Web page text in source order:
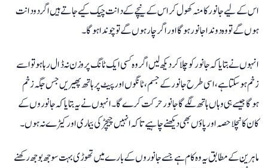
اس کے لیے جانور کا منہ کھول کر اس کے نیچے کے دانت چیک کیے جاتے ہیں اگر دو دانت
ہوں گے تو وہ دوندا جانور ہوگا اور اگر چار ہوں گے تو چوندا ہوگا۔
انہوں نے بتایا کہ جانور کو چلا کر دیکھ لیں اگر وہ کسی ایک ٹانگ پر وزن نہ ڈال رہا ہو تو اسے
زخم ہوسکتا ہے، اسی طرح جانور کے جسم، ٹانگوں اور پیٹ پر ہاتھ پھیریں جس جگہ زخم
ہوگا جیسے ہی وہاں ہاتھ لگے گا جانور حرکت کرے گا۔ انہوں نے یہ بتایا کہ جانوروں کے
کان کا نچلا حصہ اور پاؤں بھی دیکھنے چاہیے تاکہ انہیں چیچڑ کی بیماری اور کیڑے نہ ہوں۔
ماہرین کے مطابق یہ وہ کام ہے جسے جانوروں کے بارے میں تھوڑی بہت سوجھ بوجھ رکھنے